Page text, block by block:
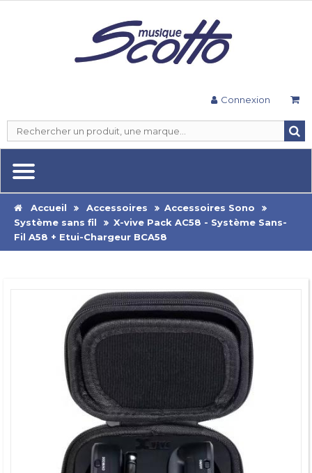
Connexion
Accueil Accessoires
Accessoires Sono
Système sans fil
X-vive Pack AC58 - Système Sans-
Fil A58 + Etui-Chargeur BCA58